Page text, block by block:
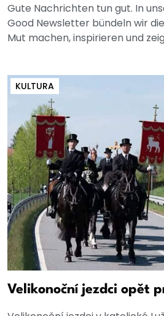
Gute Nachrichten tun gut. In
Good Newsletter bündeln wir
Mut machen, inspirieren und
KULTURA
Velikonoční jezdci opět